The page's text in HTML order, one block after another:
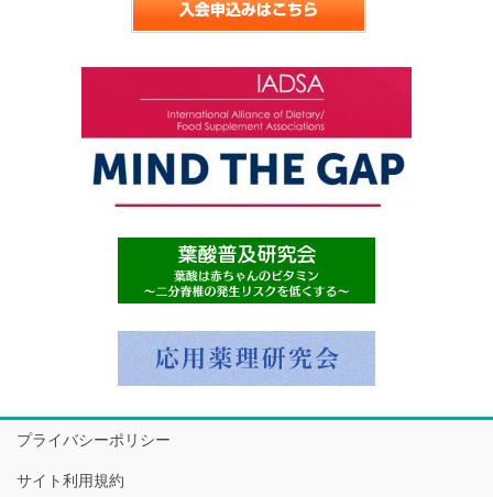
プライバシーポリシー
サイト利用規約